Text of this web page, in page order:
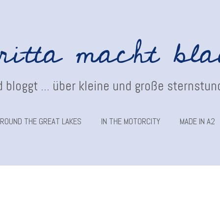
macht
bloggt ... über kleine und große
THE GREAT LAKES IN THE MOTORCITY MADE IN A2